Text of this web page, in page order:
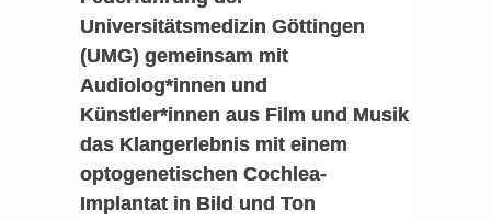
Universitätsmedizin Göttingen
(UMG) gemeinsam mit
Audiolog*innen und
Künstler*innen aus Film und Musik
das Klangerlebnis mit einem
optogenetischen Cochlea-
Implantat in Bild und Ton